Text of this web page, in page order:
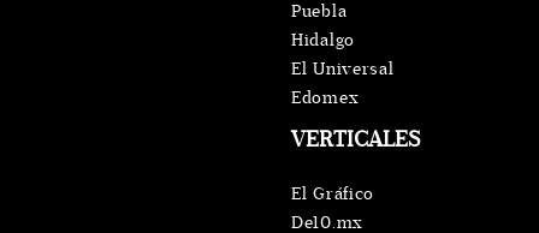
VERTICALES
El Gráfico
De10.mx
Puebla
Hidalgo
El Universal
Edomex